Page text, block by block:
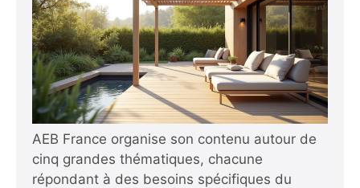
AEB France organise son contenu autour de
cinq grandes thématiques, chacune
répondant à des besoins spécifiques du